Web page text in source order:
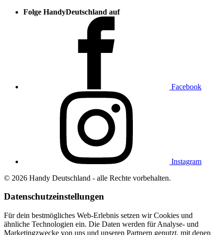
Folge HandyDeutschland auf
Facebook
Instagram
© 2026 Handy Deutschland - alle Rechte vorbehalten.
Datenschutzeinstellungen
Für dein bestmögliches Web-Erlebnis setzen wir Cookies und
ähnliche Technologien ein. Die Daten werden für Analyse- und
Marketingzwecke von uns und unseren Partnern genutzt, mit denen